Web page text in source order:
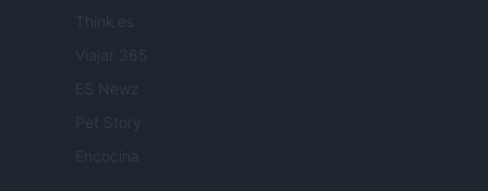
Think.es
Viajar 365
ES Newz
Pet Story
Encocina